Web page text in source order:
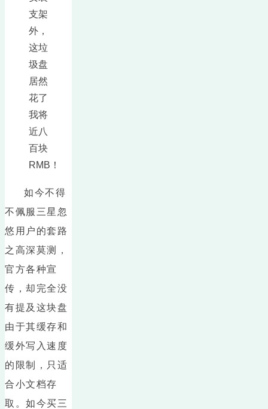
支架
外，
这垃
圾盘
居然
花了
我将
近八
百块
RMB！
如今不得
不佩服三星忽
悠用户的套路
之高深莫测，
官方各种宣
传，却完全没
有提及这块盘
由于其缓存和
缓外写入速度
的限制，只适
合小文档存
取。如今买三